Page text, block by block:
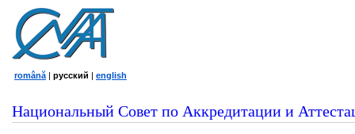
română | русский | english
Национальный Совет по Аккредитации и